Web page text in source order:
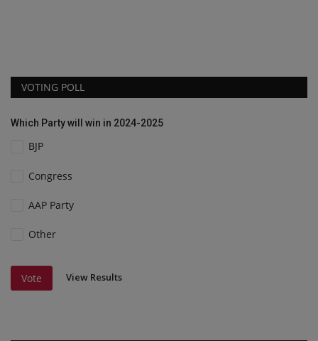
VOTING POLL
Which Party will win in 2024-2025
BJP
Congress
AAP Party
Other
Vote View Results